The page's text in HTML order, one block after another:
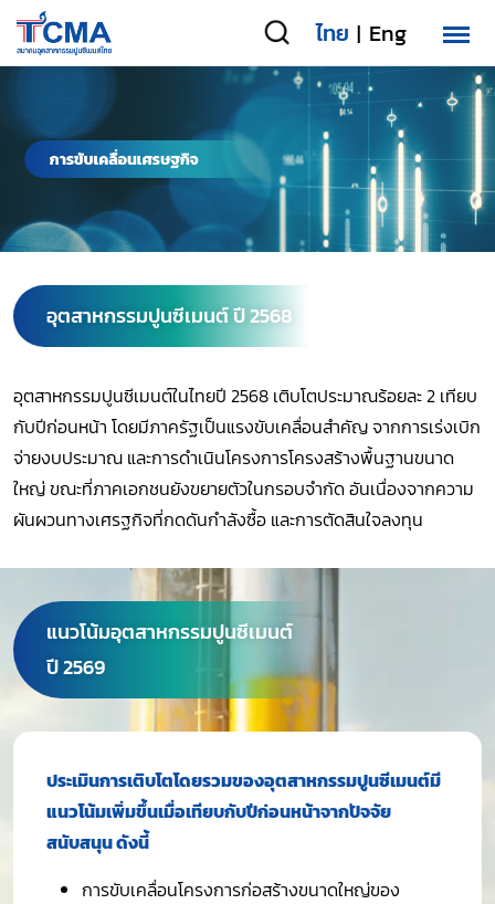
ไทย | Eng
อุตสาหกรรมปูนซีเมนต์ ปี 2568
อุตสาหกรรมปูนซีเมนต์ในไทยปี 2568 เติบโตประมาณร้อยละ 2 เทียบ
กับปีก่อนหน้า โดยมีภาครัฐเป็นแรงขับเคลื่อนสำคัญ จากการเร่งเบิก
จ่ายงบประมาณ และการดำเนินโครงการโครงสร้างพื้นฐานขนาด
ใหญ่ ขณะที่ภาคเอกชนยังขยายตัวในกรอบจำกัด อันเนื่องจากความ
ผันผวนทางเศรฐกิจที่กดดันกำลังซื้อ และการตัดสินใจลงทุน
แนวโน้มอุตสาหกรรมปูนซีเมนต์
ปี 2569
ประเมินการเติบโตโดยรวมของอุตสาหกรรมปูนซีเมนต์มี
แนวโน้มเพิ่มขึ้นเมื่อเทียบกับปีก่อนหน้าจากปัจจัย
สนับสนุน ดังนี้
การขับเคลื่อนโครงการก่อสร้างขนาดใหญ่ของ